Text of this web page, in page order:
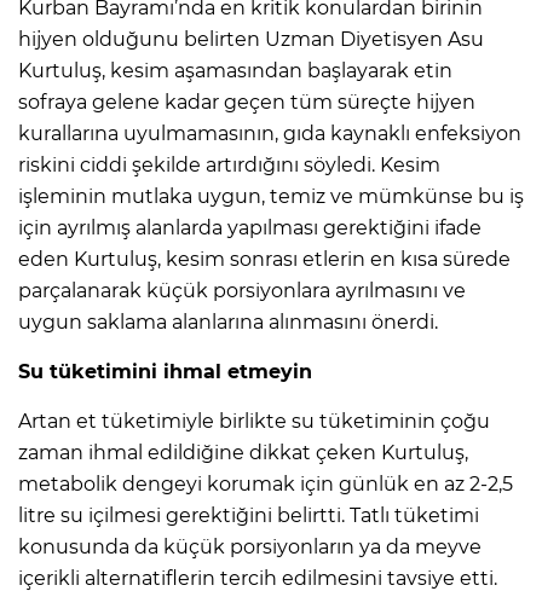
Kurban Bayramı’nda en kritik konulardan birinin
hijyen olduğunu belirten Uzman Diyetisyen Asu
Kurtuluş, kesim aşamasından başlayarak etin
sofraya gelene kadar geçen tüm süreçte hijyen
kurallarına uyulmamasının, gıda kaynaklı enfeksiyon
riskini ciddi şekilde artırdığını söyledi. Kesim
işleminin mutlaka uygun, temiz ve mümkünse bu iş
için ayrılmış alanlarda yapılması gerektiğini ifade
eden Kurtuluş, kesim sonrası etlerin en kısa sürede
parçalanarak küçük porsiyonlara ayrılmasını ve
uygun saklama alanlarına alınmasını önerdi.
Su tüketimini ihmal etmeyin
Artan et tüketimiyle birlikte su tüketiminin çoğu
zaman ihmal edildiğine dikkat çeken Kurtuluş,
metabolik dengeyi korumak için günlük en az 2-2,5
litre su içilmesi gerektiğini belirtti. Tatlı tüketimi
konusunda da küçük porsiyonların ya da meyve
içerikli alternatiflerin tercih edilmesini tavsiye etti.